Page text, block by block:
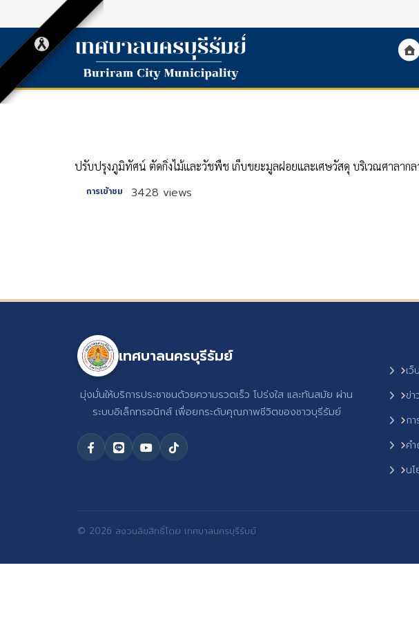
ปรับปรุงภูมิทัศน์ ตัดกิ่งไม้และวัชพืช เก็บขยะมูลฝอยและเศษวัสดุ บริเวณศาลากล
การเข้าชม 3428 views
เทศบาลนครบุรีรัมย์
มุ่งมั่นให้บริการประชาชนด้วยความรวดเร็ว โปร่งใส และทันสมัย ผ่าน
ระบบอิเล็กทรอนิกส์ เพื่อยกระดับคุณภาพชีวิตของชาวบุรีรัมย์
เ
ข่
ก
ค
น
© 2026 สงวนลิขสิทธิ์โดย เทศบาลนครบุรีรัมย์